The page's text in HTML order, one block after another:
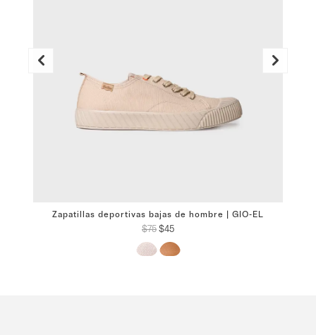
Zapatillas deportivas bajas de hombre | GIO-EL
$75El
precio
original
$45El
actual